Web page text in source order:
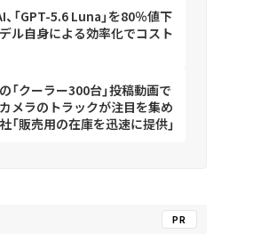
「GPT-5.6 Luna」を80％値下
ル自身による効率化でコスト
「クーラー300台」投稿動画で
メラのトラックが注目を集め
販売用の在庫を迅速に提供」
PR